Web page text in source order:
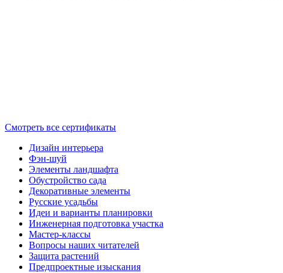
Смотреть все сертификаты
Дизайн интерьера
Фэн-шуй
Элементы ландшафта
Обустройство сада
Декоративные элементы
Русские усадьбы
Идеи и варианты планировки
Инженерная подготовка участка
Мастер-классы
Вопросы наших читателей
Защита растений
Предпроектные изыскания